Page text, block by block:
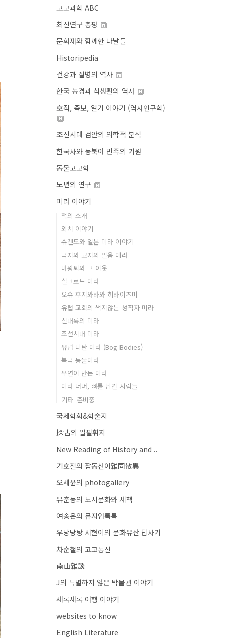
고고과학 ABC
최신연구 총평
문화재와 함께한 나날들
Historipedia
건강과 질병의 역사
한국 농경과 식생활의 역사
호적, 족보, 일기 이야기 (역사인구학)
조선시대 검안의 의학적 분석
한국사와 동북아 민족의 기원
동물고고학
노년의 연구
미라 이야기
책의 소개
외치 이야기
슈겐도와 일본 미라 이야기
극지와 고지의 얼음 미라
마왕퇴와 그 이웃
실크로드 미라
오슈 후지와라와 히라이즈미
유럽 교회의 썩지않는 성직자 미라
신대륙의 미라
조선시대 미라
유럽 니탄 미라 (Bog Bodies)
북극 동물미라
우연이 만든 미라
미라 너머, 뼈를 남긴 사람들
기타_준비중
국제학회&학술지
探古의 일필휘지
New Reading of History and ..
기호철의 잡동산이雜同散異
오세윤의 photogallery
유춘동의 도서문화와 세책
여송은의 뮤지엄톡톡
우당당탕 서현이의 문화유산 답사기
차순철의 고고통신
南山雜談
J의 특별하지 않은 박물관 이야기
새록새록 여행 이야기
websites to know
English Literature